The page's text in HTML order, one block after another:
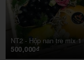
NT2 - Hộp nan tre mix 1
500,000đ